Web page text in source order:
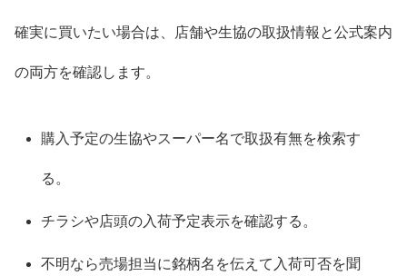
確実に買いたい場合は、店舗や生協の取扱情報と公式案内
の両方を確認します。
購入予定の生協やスーパー名で取扱有無を検索す
る。
チラシや店頭の入荷予定表示を確認する。
不明なら売場担当に銘柄名を伝えて入荷可否を聞